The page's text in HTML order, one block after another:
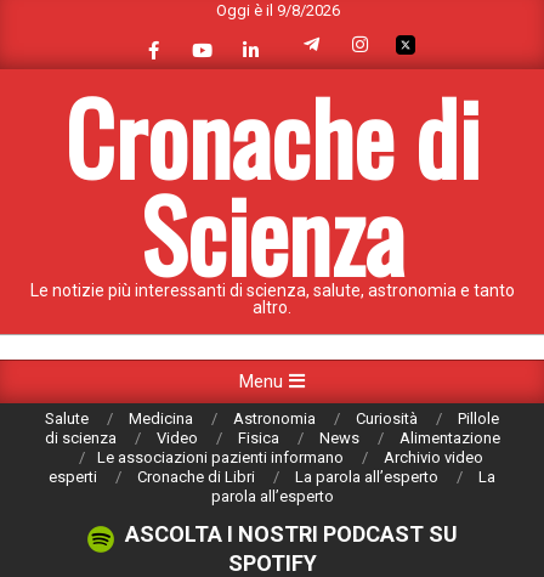
content
Oggi è il 9/8/2026
Cronache di
Scienza
Le notizie più interessanti di scienza, salute, astronomia e tanto
altro.
Navigation
Menu
Salute Medicina Astronomia Curiosità
Pillole
di scienza
Video Fisica News
Alimentazione
Le associazioni pazienti informano
Archivio video
esperti
Cronache di Libri La parola all’esperto
La
parola all’esperto
ASCOLTA I NOSTRI PODCAST SU
SPOTIFY